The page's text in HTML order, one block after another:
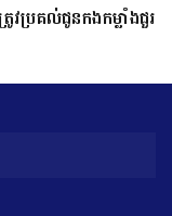
វប្រគល់ជូនកងកម្លាំងជួរ